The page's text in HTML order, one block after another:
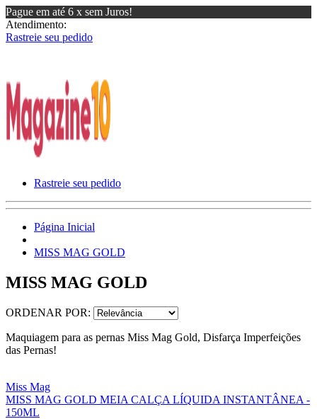
Pague em até 6 x sem Juros!
Atendimento:
Rastreie seu pedido
Rastreie seu pedido
Página Inicial
MISS MAG GOLD
MISS MAG GOLD
ORDENAR POR:
Maquiagem para as pernas Miss Mag Gold, Disfarça Imperfeições
das Pernas!
Miss Mag
MISS MAG GOLD MEIA CALÇA LÍQUIDA INSTANTÂNEA -
150ML